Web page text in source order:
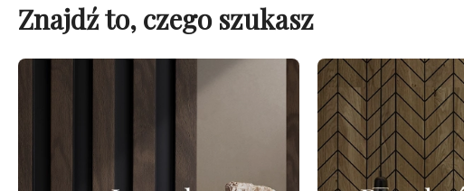
Znajdź to, czego szukasz